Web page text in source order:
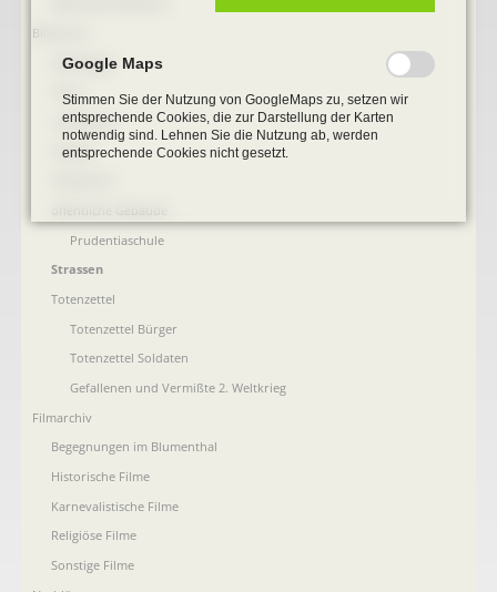
Bildarchiv
Briefbögen
Fotos
Landkarten
Plakate
Prudentiaschule
Strassen
Totenzettel
Totenzettel Bürger
Totenzettel Soldaten
Gefallenen und Vermißte 2. Weltkrieg
Filmarchiv
Begegnungen im Blumenthal
Historische Filme
Karnevalistische Filme
Religiöse Filme
Sonstige Filme
Google Maps
Stimmen Sie der Nutzung von GoogleMaps zu, setzen wir
entsprechende Cookies, die zur Darstellung der Karten
notwendig sind. Lehnen Sie die Nutzung ab, werden
entsprechende Cookies nicht gesetzt.